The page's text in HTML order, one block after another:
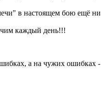
в настоящем бою ещё ни
каждый день!!!
а на чужих ошибках -